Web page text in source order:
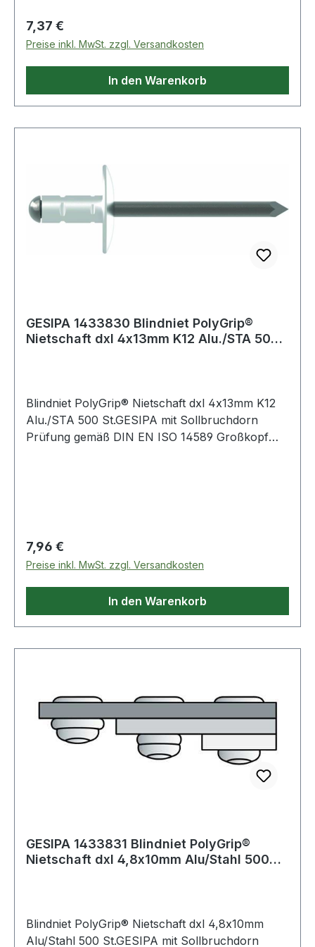
Regulärer Preis:
7,37 €
Preise inkl. MwSt. zzgl. Versandkosten
In den Warenkorb
GESIPA 1433830 Blindniet PolyGrip®
Nietschaft dxl 4x13mm K12 Alu./STA 500
Blindniet PolyGrip® Nietschaft dxl 4x13mm K12
Alu./STA 500 St.GESIPA mit Sollbruchdorn
Prüfung gemäß DIN EN ISO 14589 Großkopf
Regulärer Preis:
7,96 €
Preise inkl. MwSt. zzgl. Versandkosten
In den Warenkorb
GESIPA 1433831 Blindniet PolyGrip®
Nietschaft dxl 4,8x10mm Alu/Stahl 500
Blindniet PolyGrip® Nietschaft dxl 4,8x10mm
Alu/Stahl 500 St.GESIPA mit Sollbruchdorn